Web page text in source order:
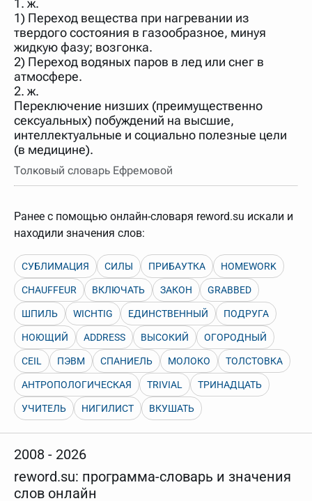
1. ж.
1) Переход вещества при нагревании из
твердого состояния в газообразное, минуя
жидкую фазу; возгонка.
2) Переход водяных паров в лед или снег в
атмосфере.
2. ж.
Переключение низших (преимущественно
сексуальных) побуждений на высшие,
интеллектуальные и социально полезные цели
(в медицине).
Толковый словарь Ефремовой
Ранее с помощью онлайн-словаря reword.su искали и
находили значения слов:
СУБЛИМАЦИЯ СИЛЫ ПРИБАУТКА HOMEWORK
CHAUFFEUR ВКЛЮЧАТЬ ЗАКОН GRABBED
ШПИЛЬ WICHTIG ЕДИНСТВЕННЫЙ ПОДРУГА
НОЮЩИЙ ADDRESS ВЫСОКИЙ ОГОРОДНЫЙ
CEIL ПЭВМ СПАНИЕЛЬ МОЛОКО ТОЛСТОВКА
АНТРОПОЛОГИЧЕСКАЯ TRIVIAL ТРИНАДЦАТЬ
УЧИТЕЛЬ НИГИЛИСТ ВКУШАТЬ
2008 - 2026
reword.su: программа-словарь и значения
слов онлайн